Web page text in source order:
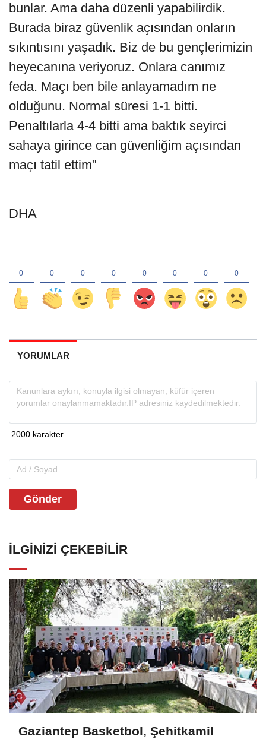
bunlar. Ama daha düzenli yapabilirdik.
Burada biraz güvenlik açısından onların
sıkıntısını yaşadık. Biz de bu gençlerimizin
heyecanına veriyoruz. Onlara canımız
feda. Maçı ben bile anlayamadım ne
olduğunu. Normal süresi 1-1 bitti.
Penaltılarla 4-4 bitti ama baktık seyirci
sahaya girince can güvenliğim açısından
maçı tatil ettim"
DHA
YORUMLAR
Gönder
İLGINIZI ÇEKEBILIR
Gaziantep Basketbol, Şehitkamil